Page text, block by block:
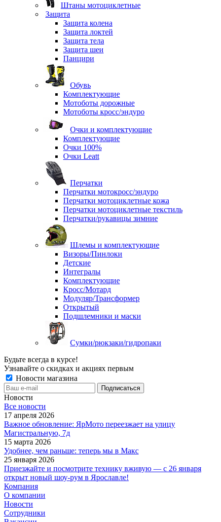
Штаны мотоциклетные
Защита
Защита колена
Защита локтей
Защита тела
Защита шеи
Панцири
Обувь
Комплектующие
Мотоботы дорожные
Мотоботы кросс/эндуро
Очки и комплектующие
Комплектующие
Очки 100%
Очки Leatt
Перчатки
Перчатки мотокросс/эндуро
Перчатки мотоциклетные кожа
Перчатки мотоциклетные текстиль
Перчатки/рукавицы зимние
Шлемы и комплектующие
Визоры/Пинлоки
Детские
Интегралы
Комплектующие
Кросс/Мотард
Модуляр/Трансформер
Открытый
Подшлемники и маски
Сумки/рюкзаки/гидропаки
Будьте всегда в курсе!
Узнавайте о скидках и акциях первым
Новости магазина
Новости
Все новости
17 апреля 2026
Важное обновление: ЯрМото переезжает на улицу
Магистральную, 7д
15 марта 2026
Удобнее, чем раньше: теперь мы в Макс
25 января 2026
Приезжайте и посмотрите технику вживую — с 26 января
открыт новый шоу-рум в Ярославле!
Компания
О компании
Новости
Сотрудники